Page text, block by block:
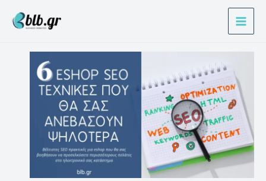
στον